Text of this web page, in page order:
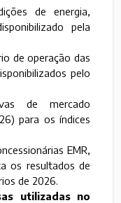
de energia,
pela
de operação das
pelo
de mercado
para os índices
EMR,
os resultados de
de 2026.
utilizadas no